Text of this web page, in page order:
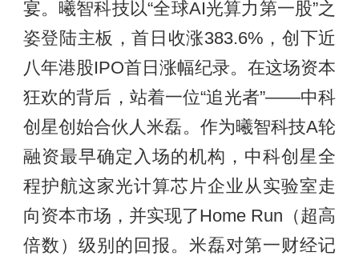
宴。曦智科技以“全球AI光算力第一股”之
姿登陆主板，首日收涨383.6%，创下近
八年港股IPO首日涨幅纪录。在这场资本
狂欢的背后，站着一位“追光者”——中科
创星创始合伙人米磊。作为曦智科技A轮
融资最早确定入场的机构，中科创星全
程护航这家光计算芯片企业从实验室走
向资本市场，并实现了Home Run（超高
倍数）级别的回报。米磊对第一财经记